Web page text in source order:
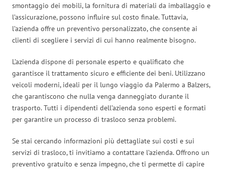
smontaggio dei mobili, la fornitura di materiali da imballaggio e
l’assicurazione, possono influire sul costo finale. Tuttavia,
l’azienda offre un preventivo personalizzato, che consente ai
clienti di scegliere i servizi di cui hanno realmente bisogno.
L’azienda dispone di personale esperto e qualificato che
garantisce il trattamento sicuro e efficiente dei beni. Utilizzano
veicoli moderni, ideali per il lungo viaggio da Palermo a Balzers,
che garantiscono che nulla venga danneggiato durante il
trasporto. Tutti i dipendenti dell’azienda sono esperti e formati
per garantire un processo di trasloco senza problemi.
Se stai cercando informazioni più dettagliate sui costi e sui
servizi di trasloco, ti invitiamo a contattare l’azienda. Offrono un
preventivo gratuito e senza impegno, che ti permette di capire